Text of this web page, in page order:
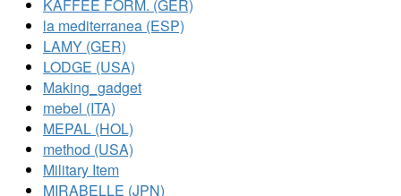
KAFFEE FORM. (GER)
la mediterranea (ESP)
LAMY (GER)
LODGE (USA)
Making_gadget
mebel (ITA)
MEPAL (HOL)
method (USA)
Military Item
MIRABELLE (JPN)